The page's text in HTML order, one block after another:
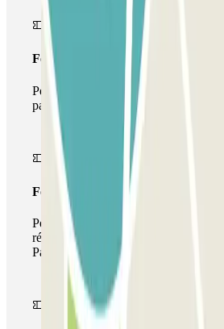
Forfait Simple
Pendant votre séjour, vous ne pourrez
parking qu'une seule fois
Forfait de stationnement multiple
Pendant votre séjour, vous pouvez
réseau de parkings de cet opérateur
Parclick.